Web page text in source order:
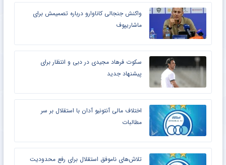
واکنش جنجالی کاناوارو درباره تصمیمش برای
ماشاریپوف
سکوت فرهاد مجیدی در دبی و انتظار برای
پیشنهاد جدید
اختلاف مالی آنتونیو آدان با استقلال بر سر
مطالبات
تلاش‌های ناموفق استقلال برای رفع محدودیت